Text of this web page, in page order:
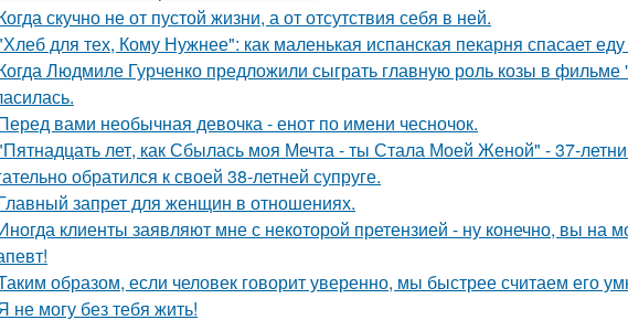
скучно не от пустой жизни, а от отсутствия себя в ней.
для тех, Кому Нужнее": как маленькая испанская пекарня спасает
Людмиле Гурченко предложили сыграть главную роль козы в
вами необычная девочка - енот по имени чесночок.
лет, как Сбылась моя Мечта - ты Стала Моей Женой" - 37-
обратился к своей 38-летней супруге.
запрет для женщин в отношениях.
клиенты заявляют мне с некоторой претензией - ну конечно, вы на
образом, если человек говорит уверенно, мы быстрее считаем его
не могу без тебя жить!